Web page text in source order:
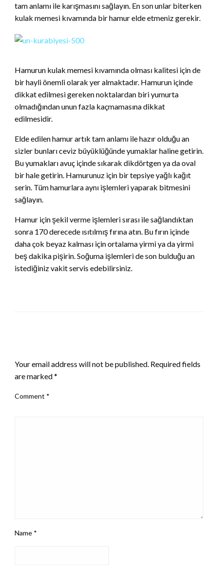
tam anlamı ile karışmasını sağlayın. En son unlar biterken
kulak memesi kıvamında bir hamur elde etmeniz gerekir.
Hamurun kulak memesi kıvamında olması kalitesi için de
bir hayli önemli olarak yer almaktadır. Hamurun içinde
dikkat edilmesi gereken noktalardan biri yumurta
olmadığından unun fazla kaçmamasına dikkat
edilmesidir.
Elde edilen hamur artık tam anlamı ile hazır olduğu an
sizler bunları ceviz büyüklüğünde yumaklar haline getirin.
Bu yumakları avuç içinde sıkarak dikdörtgen ya da oval
bir hale getirin. Hamurunuz için bir tepsiye yağlı kağıt
serin. Tüm hamurlara aynı işlemleri yaparak bitmesini
sağlayın.
Hamur için şekil verme işlemleri sırası ile sağlandıktan
sonra 170 derecede ısıtılmış fırına atın. Bu fırın içinde
daha çok beyaz kalması için ortalama yirmi ya da yirmi
beş dakika pişirin. Soğuma işlemleri de son bulduğu an
istediğiniz vakit servis edebilirsiniz.
Your email address will not be published. Required fields
are marked*
Comment *
Name *